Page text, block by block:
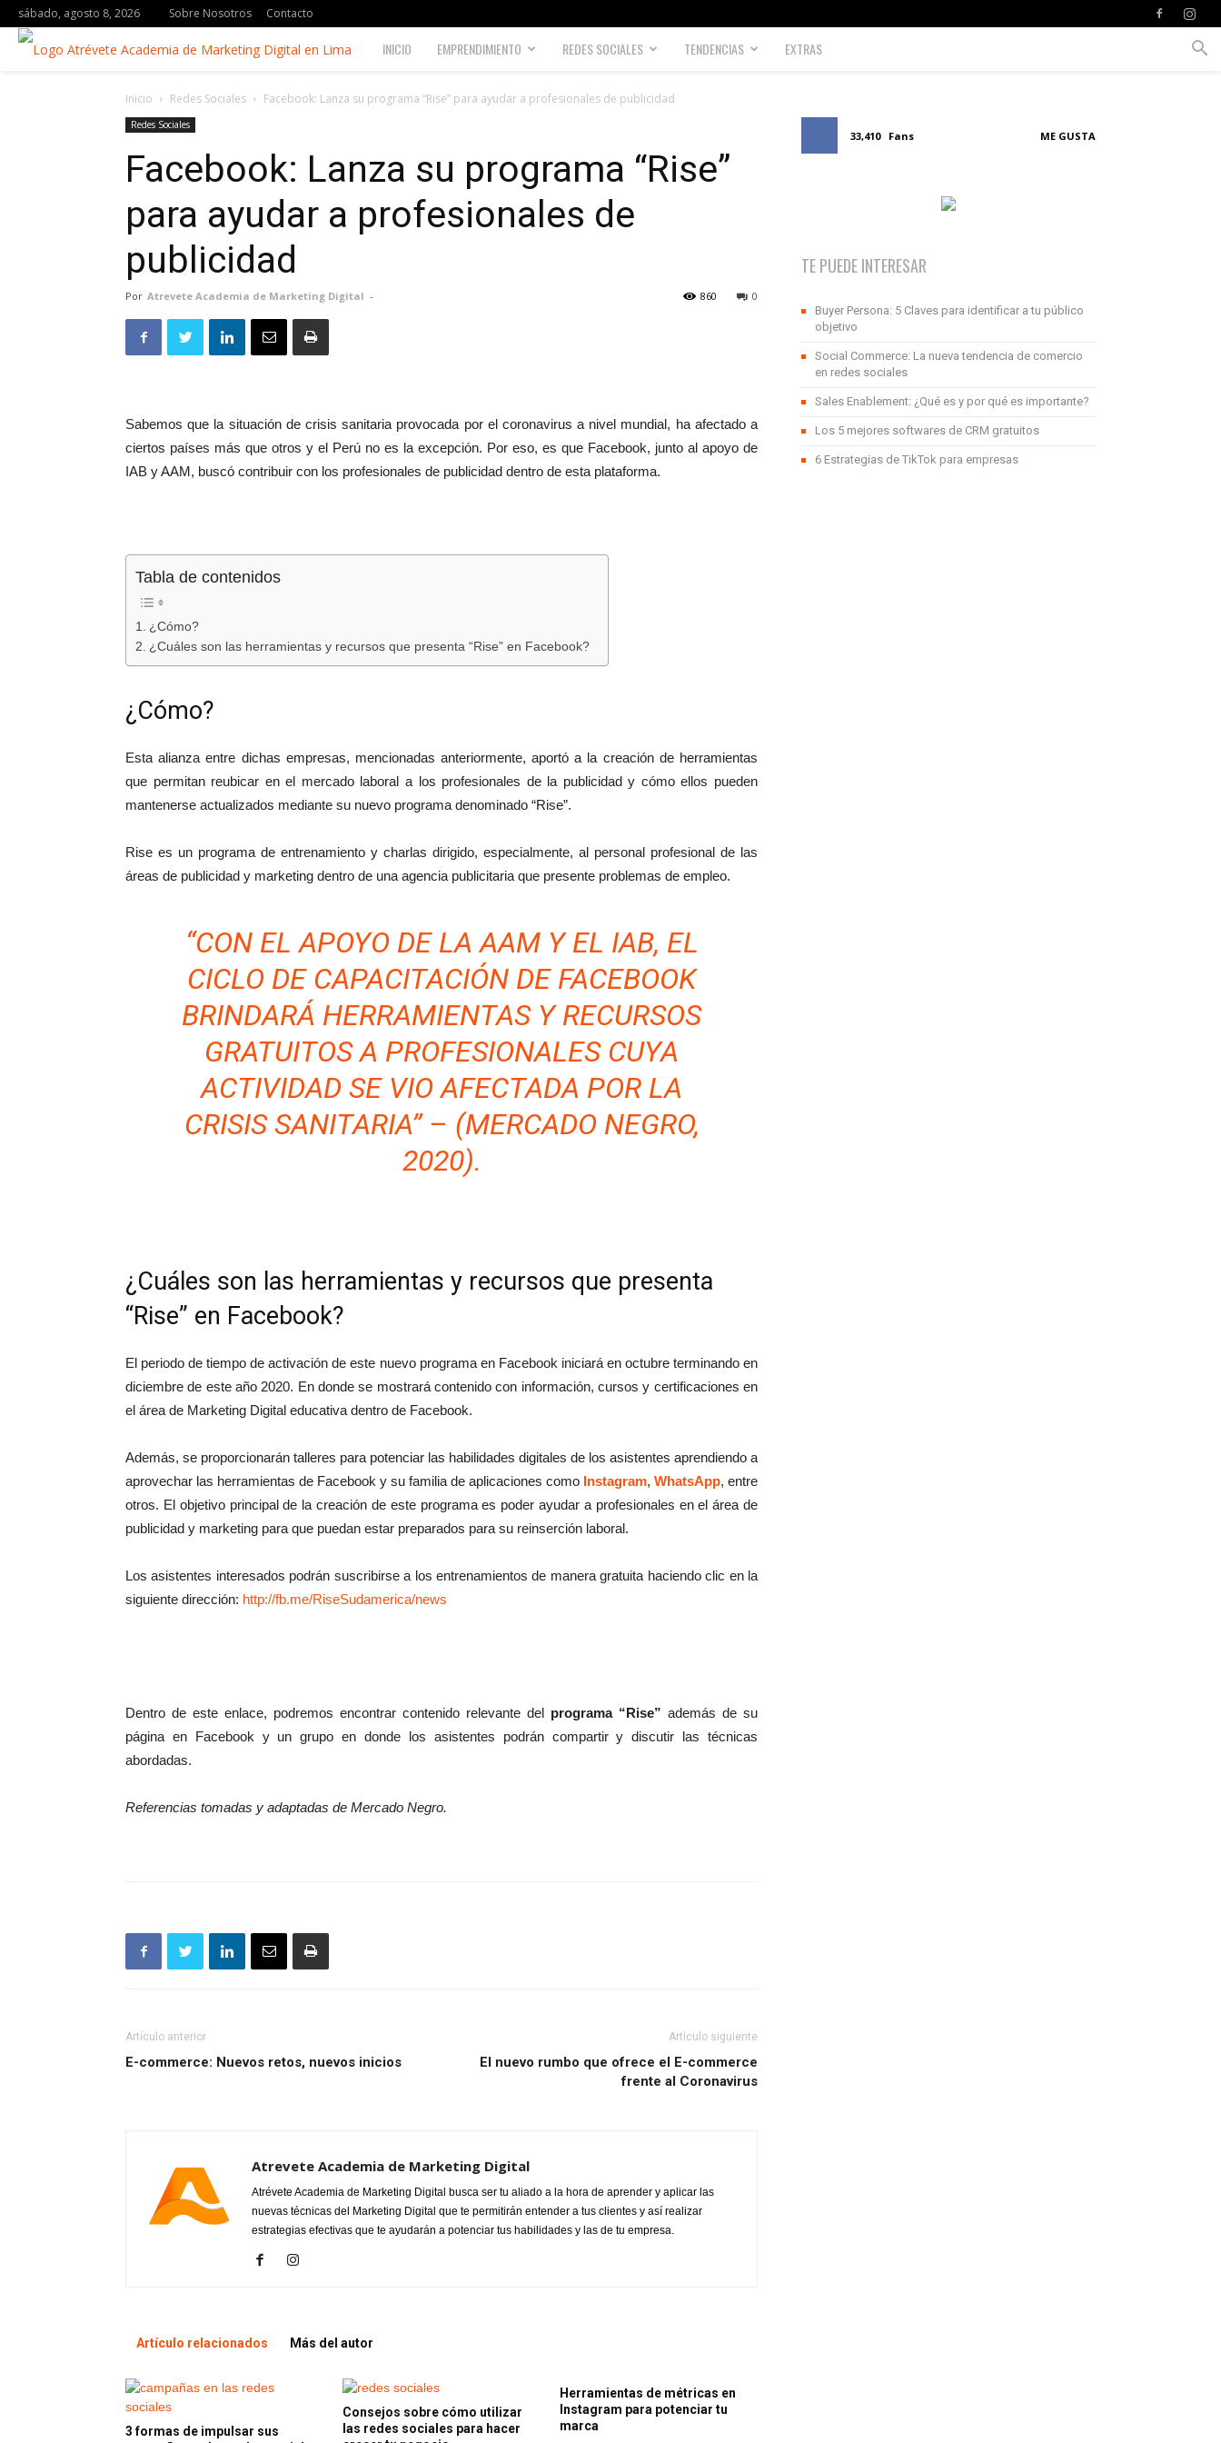
sábado, agosto 8, 2026 Sobre Nosotros Contacto
BLOG
INICIO EMPRENDIMIENTO REDES SOCIALES TENDENCIAS EXTRAS
Inicio Redes Sociales Facebook: Lanza su programa “Rise” para ayudar a profesionales de publicidad
Redes Sociales
Facebook: Lanza su programa “Rise”
para ayudar a profesionales de
publicidad
Por Atrevete Academia de Marketing Digital - 0
860
Sabemos que la situación de crisis sanitaria provocada por el coronavirus a nivel mundial, ha afectado a
ciertos países más que otros y el Perú no es la excepción. Por eso, es que Facebook, junto al apoyo de
IAB y AAM, buscó contribuir con los profesionales de publicidad dentro de esta plataforma.
Tabla de contenidos
¿Cómo?
¿Cuáles son las herramientas y recursos que presenta “Rise” en Facebook?
¿Cómo?
Esta alianza entre dichas empresas, mencionadas anteriormente, aportó a la creación de herramientas
que permitan reubicar en el mercado laboral a los profesionales de la publicidad y cómo ellos pueden
mantenerse actualizados mediante su nuevo programa denominado “Rise”.
Rise es un programa de entrenamiento y charlas dirigido, especialmente, al personal profesional de las
áreas de publicidad y marketing dentro de una agencia publicitaria que presente problemas de empleo.
“CON EL APOYO DE LA AAM Y EL IAB, EL
CICLO DE CAPACITACIÓN DE FACEBOOK
BRINDARÁ HERRAMIENTAS Y RECURSOS
GRATUITOS A PROFESIONALES CUYA
ACTIVIDAD SE VIO AFECTADA POR LA
CRISIS SANITARIA” – (MERCADO NEGRO,
2020).
¿Cuáles son las herramientas y recursos que presenta
“Rise” en Facebook?
El periodo de tiempo de activación de este nuevo programa en Facebook iniciará en octubre terminando en
diciembre de este año 2020. En donde se mostrará contenido con información, cursos y certificaciones en
el área de Marketing Digital educativa dentro de Facebook.
Además, se proporcionarán talleres para potenciar las habilidades digitales de los asistentes aprendiendo a
aprovechar las herramientas de Facebook y su familia de aplicaciones como Instagram, WhatsApp, entre
otros. El objetivo principal de la creación de este programa es poder ayudar a profesionales en el área de
publicidad y marketing para que puedan estar preparados para su reinserción laboral.
Los asistentes interesados podrán suscribirse a los entrenamientos de manera gratuita haciendo clic en la
siguiente dirección: http://fb.me/RiseSudamerica/news
Dentro de este enlace, podremos encontrar contenido relevante del programa “Rise” además de su
página en Facebook y un grupo en donde los asistentes podrán compartir y discutir las técnicas
abordadas.
Referencias tomadas y adaptadas de Mercado Negro.
Artículo anterior
E-commerce: Nuevos retos, nuevos inicios
Artículo siguiente
El nuevo rumbo que ofrece el E-commerce
frente al Coronavirus
Atrevete Academia de Marketing Digital
Atrévete Academia de Marketing Digital busca ser tu aliado a la hora de aprender y aplicar las
nuevas técnicas del Marketing Digital que te permitirán entender a tus clientes y así realizar
estrategias efectivas que te ayudarán a potenciar tus habilidades y las de tu empresa.
Artículo relacionados Más del autor
3 formas de impulsar sus
Consejos sobre cómo utilizar
las redes sociales para hacer
Herramientas de métricas en
Instagram para potenciar tu
marca
33,410 Fans ME GUSTA
TE PUEDE INTERESAR
Buyer Persona: 5 Claves para identificar a tu público
objetivo
Social Commerce: La nueva tendencia de comercio
en redes sociales
Sales Enablement: ¿Qué es y por qué es importante?
Los 5 mejores softwares de CRM gratuitos
6 Estrategias de TikTok para empresas